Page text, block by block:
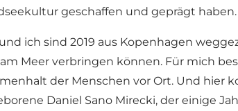
geschaffen und geprägt haben.
ich sind 2019 aus Kopenhagen
Meer verbringen können. Für mich
der Menschen vor Ort. Und hier
Daniel Sano Mirecki, der einige